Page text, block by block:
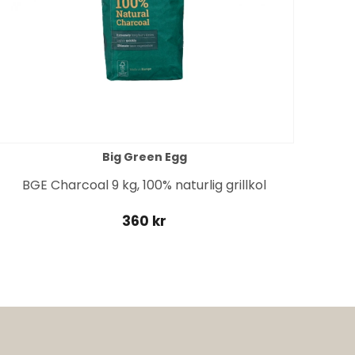
Big Green Egg
BGE Charcoal 9 kg, 100% naturlig grillkol
360 kr